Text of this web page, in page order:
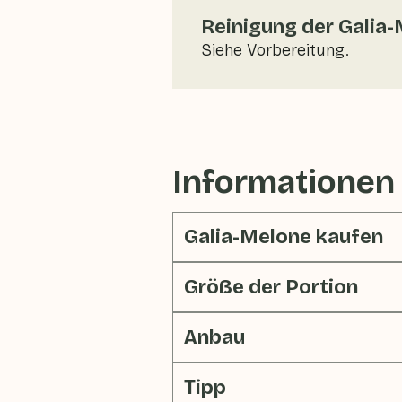
Reinigung der Galia-
Siehe Vorbereitung.
Informationen
Galia-Melone kaufen
Größe der Portion
Anbau
Tipp